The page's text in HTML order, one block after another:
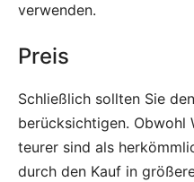
verwenden.
Preis
Schließlich sollten Sie
berücksichtigen. Obwohl
teurer sind als
durch den Kauf in